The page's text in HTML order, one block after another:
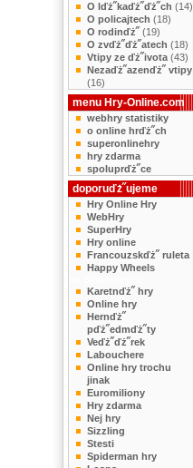
O lďż˝kaďż˝ďż˝ch (14)
O policajtech (18)
O rodinďż˝ (19)
O zvďż˝ďż˝atech (18)
Vtipy ze ďż˝ivota (43)
Nezaďż˝azenďż˝ vtipy
(16)
menu Hry-Online.com
webhry statistiky
o online hrďż˝ch
superonlinehry
hry zdarma
spoluprďż˝ce
doporuďż˝ujeme
Hry Online Hry
WebHry
SuperHry
Hry online
Francouzskďż˝ ruleta
Happy Wheels
Karetnďż˝ hry
Online hry
Hernďż˝
pďż˝edmďż˝ty
Veďż˝ďż˝rek
Labouchere
Online hry trochu
jinak
Euromiliony
Hry zdarma
Nej hry
Sizzling
Stesti
Spiderman hry